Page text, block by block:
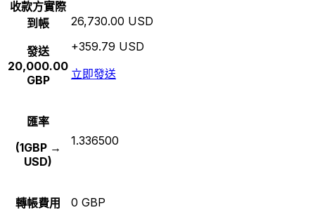
收款方實際
到帳
發送
20,000.00
GBP
26,730.00 USD
+359.79 USD
立即發送
匯率
(1GBP →
USD)
1.336500
轉帳費用 0 GBP